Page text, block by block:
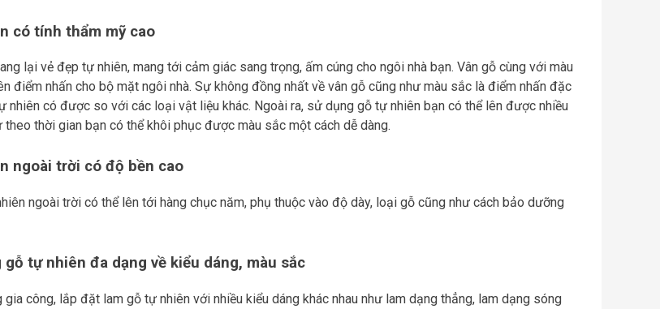
có tính thẩm mỹ cao
lại vẻ đẹp tự nhiên, mang tới cảm giác sang trọng, ấm cúng cho ngôi nhà bạn. Vân gỗ cùng với màu
điểm nhấn cho bộ mặt ngôi nhà. Sự không đồng nhất về vân gỗ cũng như màu sắc là điểm nhấn đặc
nhiên có được so với các loại vật liệu khác. Ngoài ra, sử dụng gỗ tự nhiên bạn có thể lên được nhiều
theo thời gian bạn có thể khôi phục được màu sắc một cách dễ dàng.
ngoài trời có độ bền cao
ngoài trời có thể lên tới hàng chục năm, phụ thuộc vào độ dày, loại gỗ cũng như cách bảo dưỡng
gỗ tự nhiên đa dạng về kiểu dáng, màu sắc
gia công, lắp đặt lam gỗ tự nhiên với nhiều kiểu dáng khác nhau như lam dạng thẳng, lam dạng sóng